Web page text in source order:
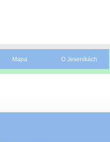
Mapa O Jeseníkách